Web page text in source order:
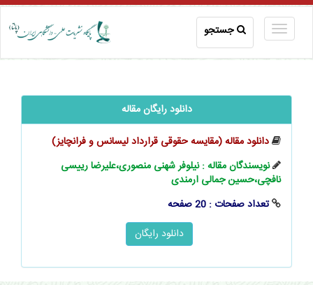
جستجو
دانلود رایگان مقاله
دانلود مقاله (مقایسه حقوقی قرارداد لیسانس و فرانچایز)
نویسندگان مقاله : نیلوفر شهنی منصوری،علیرضا رییسی
نافچی،حسین جمالی ارمندی
تعداد صفحات : 20 صفحه